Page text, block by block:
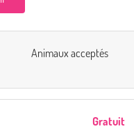
Animaux acceptés
Gratuit